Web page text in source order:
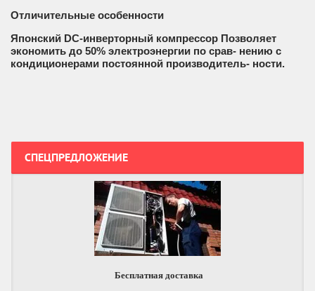
СПЕЦПРЕДЛОЖЕНИЕ
Бесплатная доставка
Отличительные особенности
Японский DC-инверторный компрессор Позволяет
экономить до 50% электроэнергии по срав- нению с
кондиционерами постоянной производитель- ности.